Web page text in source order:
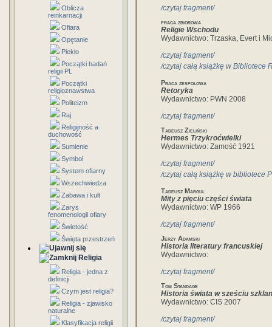
Oblicza
reinkarnacji
Ofiara
Opętanie
Piekło
Początki badań
religii PL
Początki
religioznawstwa
Politeizm
Raj
Religijność a
duchowość
Sumienie
Symbol
System ofiarny
Wszechwiedza
Zabawa i kult
Zarys
fenomenologii ofiary
Świetość
Święta przestrzeń
Religia
Religia - jedna z
definicji
Czym jest religia?
Religia - zjawisko
naturalne
Klasyfikacja religii
/czytaj fragment/
praca zbiorowa
Religie Wschodu
Wydawnictwo: Trzaska, Evert i
/czytaj fragment/
/czytaj całą książkę w Bibliotece
Praca zespołowa
Retoryka
Wydawnictwo: PWN 2008
/czytaj fragment/
Tadeusz Zieliński
Hermes Trzykroćwielki
Wydawnictwo: Zamość 1921
/czytaj fragment/
/czytaj całą książkę w bibliotece
Tadeusz Margul
Mity z pięciu części świata
Wydawnictwo: WP 1966
/czytaj fragment/
Jerzy Adamski
Historia literatury francuskiej
Wydawnictwo:
/czytaj fragment/
Tom Standage
Historia świata w sześciu
Wydawnictwo: CIS 2007
/czytaj fragment/